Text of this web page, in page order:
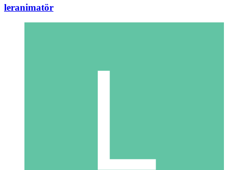
leranimatör